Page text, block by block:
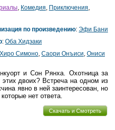
, Комедия, Приключения,
по произведению:Эфи Бани
: Оба Хидэаки
Хиро Симоно, Саори Онъиси, Ониси
и Сон Рянха. Охотница за
двоих? Встреча на одном из
явно в ней заинтересован, но
нет ответа.
Скачать и Смотреть